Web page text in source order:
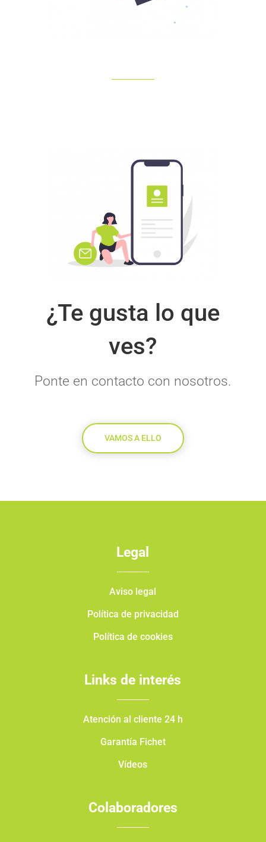
¿Te gusta lo que
ves?
Ponte en contacto con nosotros.
VAMOS A ELLO
Legal
Aviso legal
Política de privacidad
Política de cookies
Links de interés
Atención al cliente 24 h
Garantía Fichet
Vídeos
Colaboradores